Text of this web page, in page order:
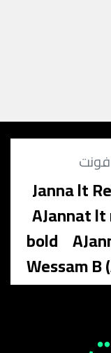
Janna lt
AJannat
bold
Wessam B